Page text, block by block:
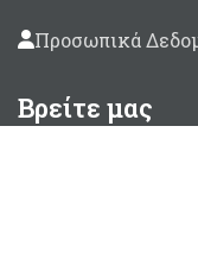
Προσωπικά
Βρείτε μας